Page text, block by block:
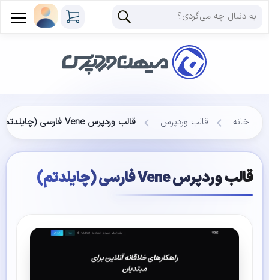
خانه قالب وردپرس قالب وردپرس Vene فارسی (چایلدتم)
قالب وردپرس Vene فارسی (چایلدتم)